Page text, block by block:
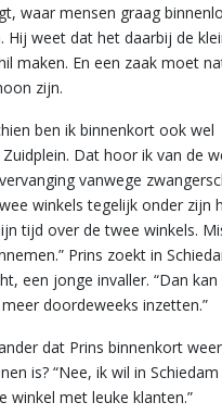
waar mensen graag
Hij weet dat het daarbij de
maken. En een zaak moet
zijn.
ben ik binnenkort ook wel
Dat hoor ik van de
vanwege
winkels tegelijk onder zijn
tijd over de twee winkels.
Prins zoekt in
een jonge invaller. “Dan kan
doordeweeks inzetten.”
dat Prins binnenkort
is? “Nee, ik wil in
winkel met leuke klanten.”